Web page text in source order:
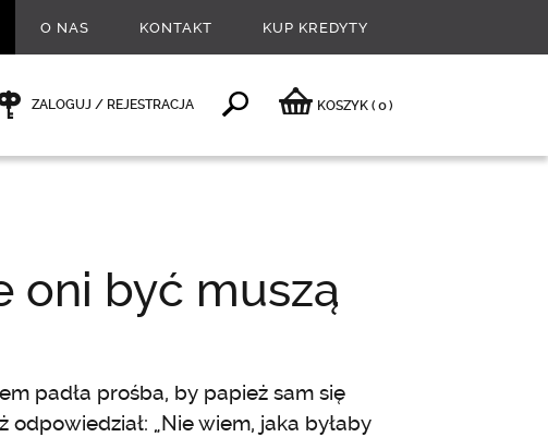
O NAS KONTAKT KUP KREDYTY
ZALOGUJ / REJESTRACJA KOSZYK ( 0)
oni być muszą
padła prośba, by papież sam się
„Nie wiem, jaka byłaby